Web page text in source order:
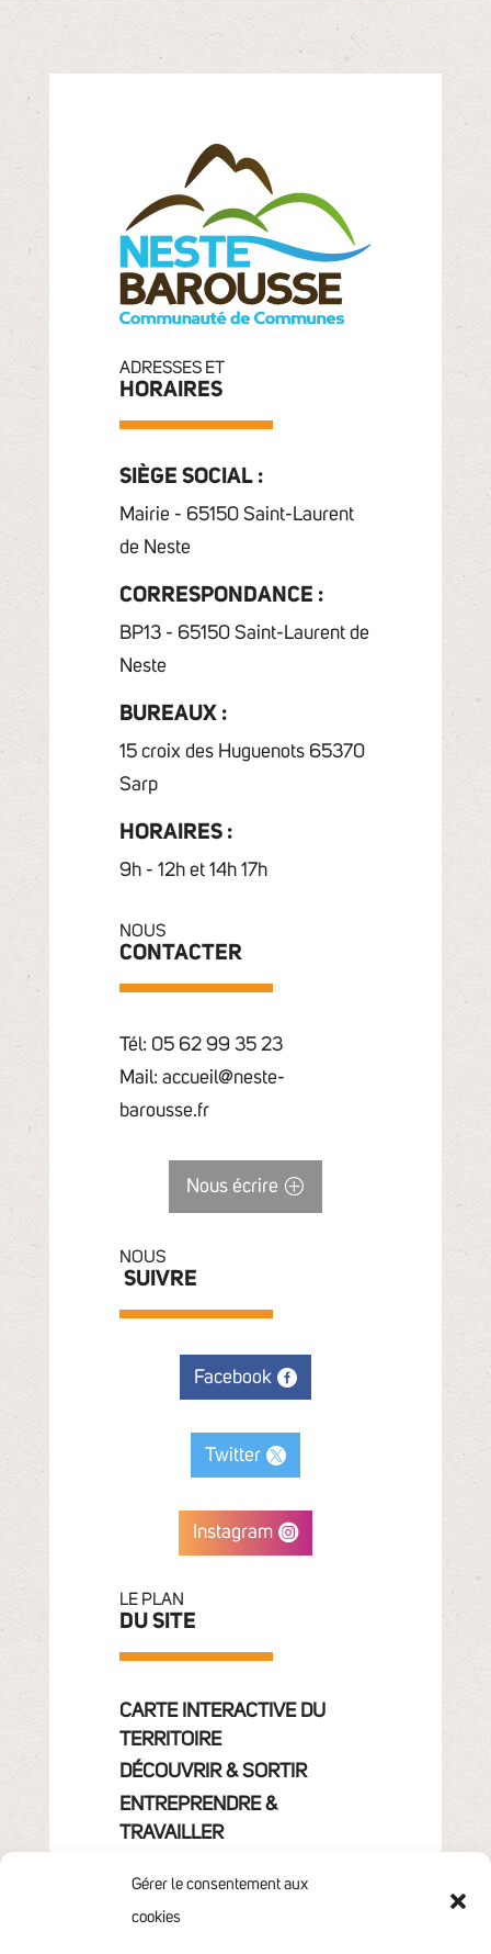
Gérer le consentement aux
cookies
ADRESSES ET
HORAIRES
SIÈGE SOCIAL :
Mairie - 65150 Saint-Laurent
de Neste
CORRESPONDANCE :
BP13 - 65150 Saint-Laurent de
Neste
BUREAUX :
15 croix des Huguenots 65370
Sarp
HORAIRES :
9h - 12h et 14h 17h
NOUS
CONTACTER
Tél: 05 62 99 35 23
Mail: accueil@neste-
barousse.fr
Nous écrire
NOUS
SUIVRE
Facebook
Twitter
Instagram
LE PLAN
DU SITE
CARTE INTERACTIVE DU
TERRITOIRE
DÉCOUVRIR & SORTIR
ENTREPRENDRE &
TRAVAILLER